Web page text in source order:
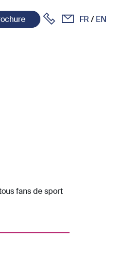
FR EN
fans de sport